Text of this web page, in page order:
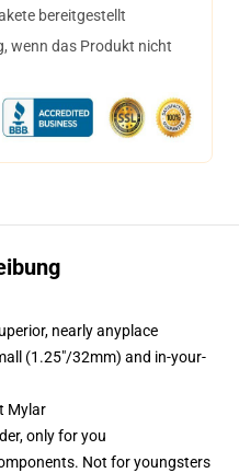
bereitgestellt
wenn das Produkt nicht
nearly anyplace
(1.25"/32mm) and in-your-
Mylar
only for you
Not for youngsters